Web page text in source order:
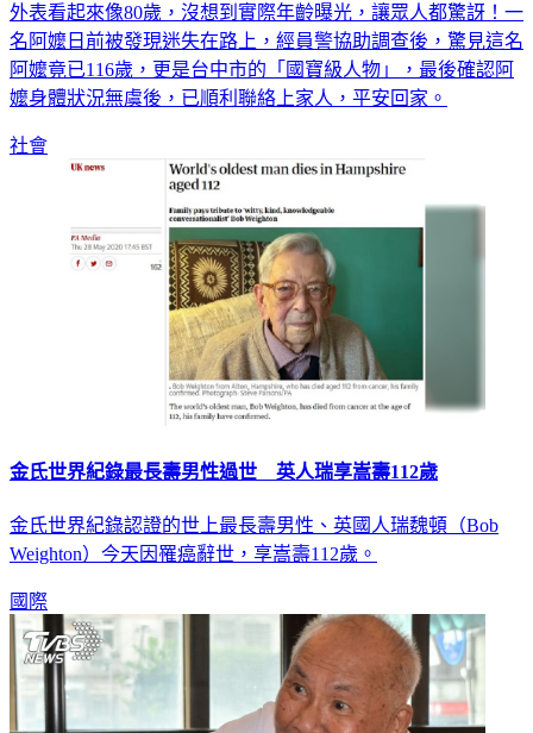
外表看起來像80歲，沒想到實際年齡曝光，讓眾人都驚訝！一
名阿嬤日前被發現迷失在路上，經員警協助調查後，驚見這名
阿嬤竟已116歲，更是台中市的「國寶級人物」，最後確認阿
嬤身體狀況無虞後，已順利聯絡上家人，平安回家。
社會
金氏世界紀錄最長壽男性過世 英人瑞享嵩壽112歲
金氏世界紀錄認證的世上最長壽男性、英國人瑞魏頓（Bob
Weighton）今天因罹癌辭世，享嵩壽112歲。
國際